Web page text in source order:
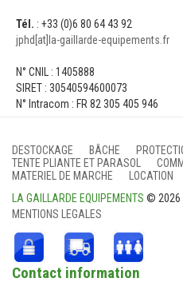
Tél. : +33 (0)6 80 64 43 92
jphd[at]la-gaillarde-equipements.fr
N° CNIL : 1405888
SIRET : 30540594600073
N° Intracom : FR 82 305 405 946
DESTOCKAGE BÂCHE
TENTE PLIANTE ET PARASOL
MATERIEL DE MARCHE
LOCATION
LA GAILLARDE EQUIPEMENTS © 2026
MENTIONS LEGALES
Contact information